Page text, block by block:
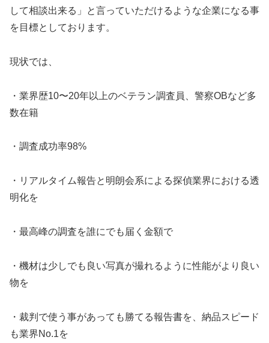
して相談出来る」と言っていただけるような企業になる事
を目標としております。
現状では、
・業界歴10〜20年以上のベテラン調査員、警察OBなど多
数在籍
・調査成功率98%
・リアルタイム報告と明朗会系による探偵業界における透
明化を
・最高峰の調査を誰にでも届く金額で
・機材は少しでも良い写真が撮れるように性能がより良い
物を
・裁判で使う事があっても勝てる報告書を、納品スピード
も業界No.1を